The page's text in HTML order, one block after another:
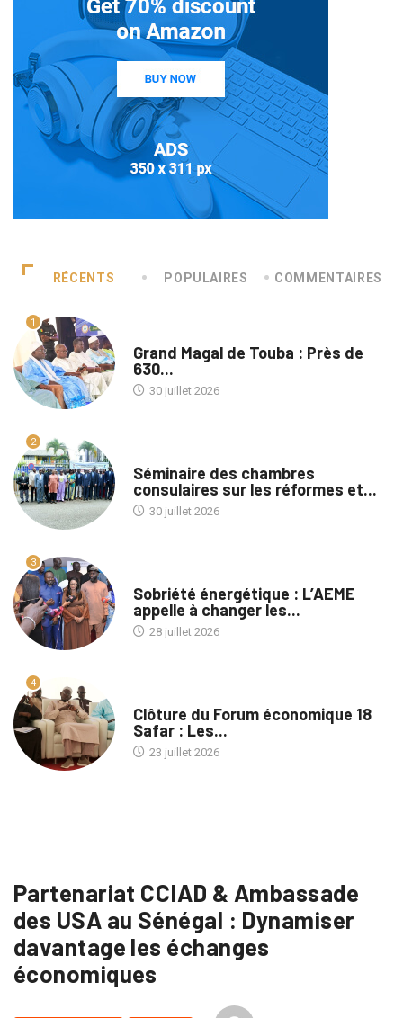
RÉCENTS POPULAIRES COMMENTAIRES
1
Grand Magal de Touba : Près de
630...
30 juillet 2026
2
Séminaire des chambres
consulaires sur les réformes et...
30 juillet 2026
3
Sobriété énergétique : L’AEME
appelle à changer les...
28 juillet 2026
4
Clôture du Forum économique 18
Safar : Les...
23 juillet 2026
Partenariat CCIAD & Ambassade
des USA au Sénégal : Dynamiser
davantage les échanges
économiques